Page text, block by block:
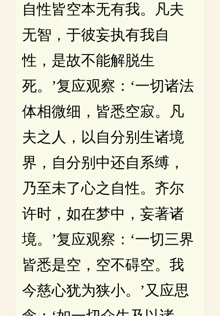
自性皆空本无有我。凡夫
无智，于彼妄执有我自
性，是故不能解脱生
死。’复应观察：‘一切诸法
体相微细，皆悉空寂。凡
夫之人，以自分别生诸境
界，自分别中还自系缚，
乃至未了心之自性。齐尔
许时，如在梦中，妄著诸
境。’复应观察：‘一切三界
皆悉是空，空不碍空。我
今慈心犹为狭小。’又应思